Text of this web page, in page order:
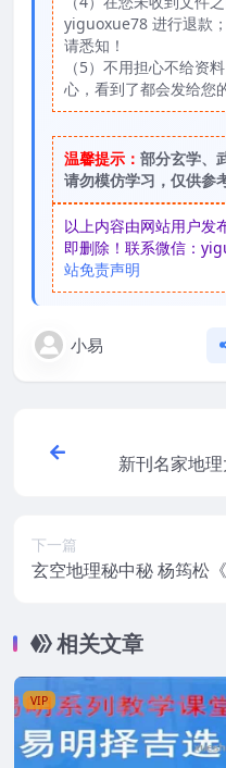
yiguoxue78 进行退款
请悉知！
（5）不用担心不给资
心，看到了都会发给您
温馨提示： 部分玄学、
请勿模仿学习，仅供参
以上内容由网站用户发
即删除！联系微信：
站免责声明
小易
新刊名家地理大全锦囊
下一篇
玄空地理秘中秘 杨筠松
相关文章
VIP